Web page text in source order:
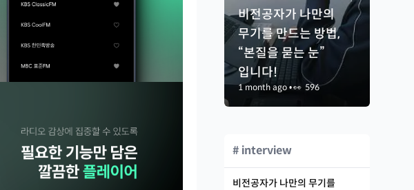
비전공자가 나만의
무기를 만드는 방법,
“본질을 묻는 눈”
입니다!
1 month ago•👀 596
# interview
비전공자가 나만의 무기를